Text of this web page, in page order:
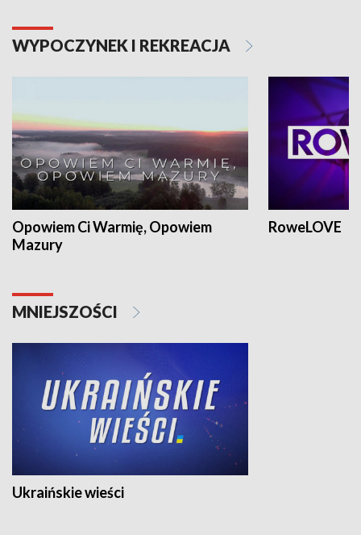
WYPOCZYNEK I REKREACJA
Opowiem Ci Warmię, Opowiem
Mazury
RoweLOVE
MNIEJSZOŚCI
Ukraińskie wieści